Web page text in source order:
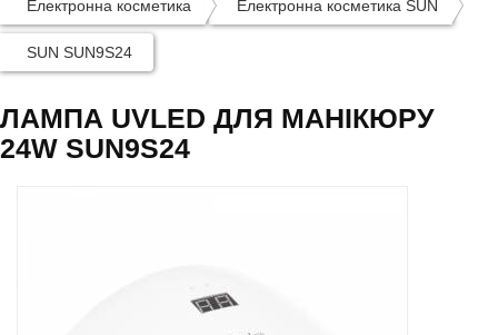
Електронна косметика Електронна косметика SUN
SUN SUN9S24
ЛАМПА UVLED ДЛЯ МАНІКЮРУ
24W SUN9S24